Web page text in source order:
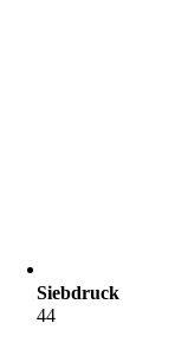
Siebdruck
44